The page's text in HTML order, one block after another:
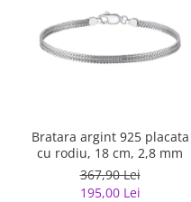
Bratara argint 925 placata
cu rodiu, 18 cm, 2,8 mm
367,90 Lei
195,00 Lei